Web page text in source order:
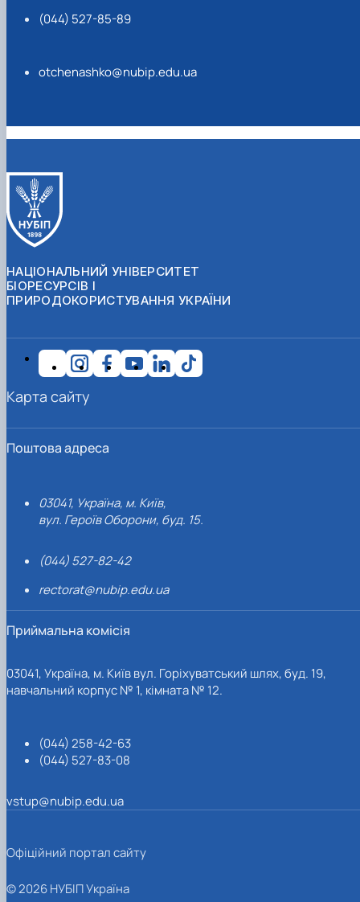
(044) 527-85-89
otchenashko@nubip.edu.ua
НАЦІОНАЛЬНИЙ УНІВЕРСИТЕТ
БІОРЕСУРСІВ І
ПРИРОДОКОРИСТУВАННЯ УКРАЇНИ
Поштова адреса
03041, Україна, м. Київ,
вул. Героїв Оборони, буд. 15.
(044) 527-82-42
rectorat@nubip.edu.ua
Приймальна комісія
03041, Україна, м. Київ вул. Горіхуватський шлях, буд. 19,
навчальний корпус № 1, кімната № 12.
(044) 258-42-63
(044) 527-83-08
vstup@nubip.edu.ua
Карта сайту
Офіційний портал сайту
© 2026 НУБІП Україна